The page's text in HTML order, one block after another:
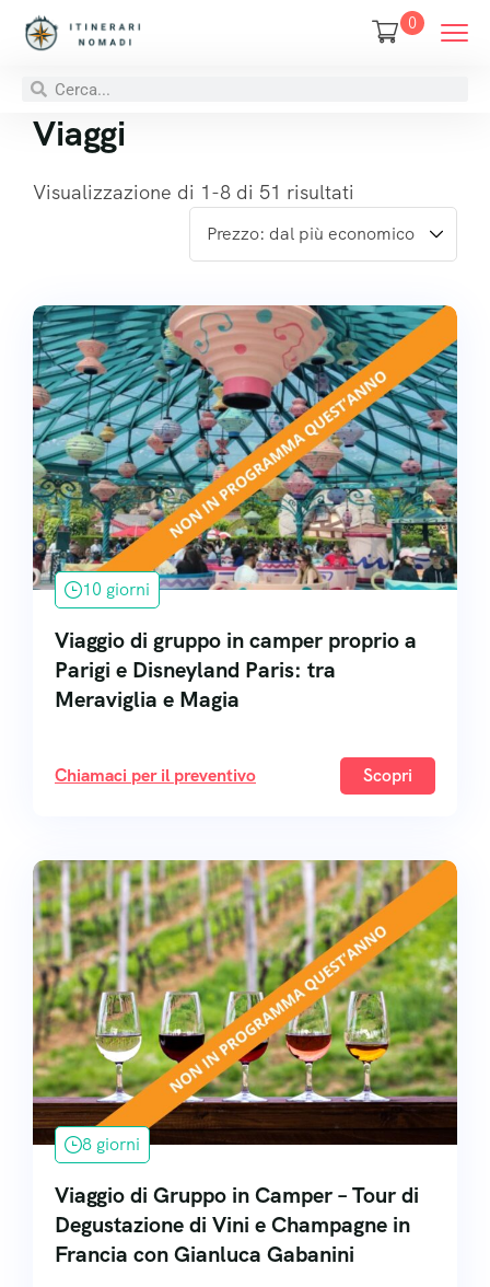
0
Viaggi
Visualizzazione di 1-8 di 51 risultati
10 giorni
Viaggio di gruppo in camper proprio a
Parigi e Disneyland Paris: tra
Meraviglia e Magia
Chiamaci per il preventivo Scopri
8 giorni
Viaggio di Gruppo in Camper – Tour di
Degustazione di Vini e Champagne in
Francia con Gianluca Gabanini